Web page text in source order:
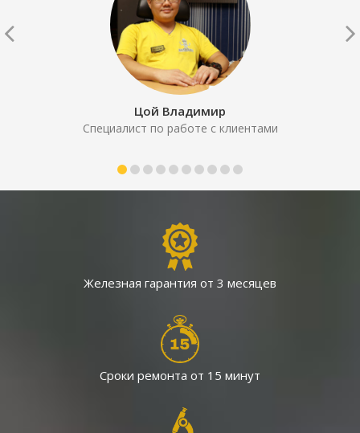
Цой Владимир
Специалист по работе с клиентами
Железная гарантия от 3 месяцев
Сроки ремонта от 15 минут